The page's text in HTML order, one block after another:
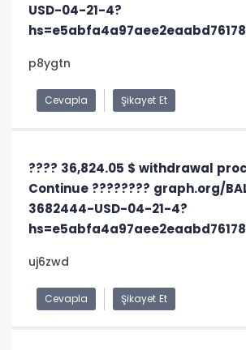
USD-04-21-4?
p8ygtn
Cevapla Şikayet Et
???? 36,824.05 $ withdrawal
Continue ???????? graph.org/
3682444-USD-04-21-4?
uj6zwd
Cevapla Şikayet Et